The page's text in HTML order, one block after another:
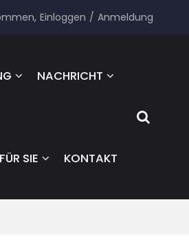
Einloggen / Anmeldung
NACHRICHT
FÜR SIE KONTAKT